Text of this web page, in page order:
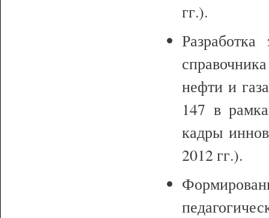
гг.).
Разработка
нефти и
147 в
кадры
2012 гг.).